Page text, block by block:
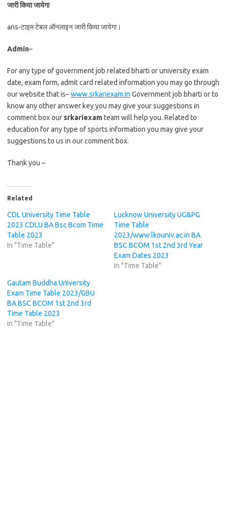
जारी किया जायेगा
ans-टाइम टेबल ऑनलाइन जारी किया जायेगा।
Admin–
For any type of government job related bharti or university exam
date, exam form, admit card related information you may go through
our website that is–www.srkariexam.in Government job bharti or to
know any other answer key you may give your suggestions in
comment box our srkariexamteam will help you. Related to
education for any type of sports information you may give your
suggestions to us in our comment box.
Thank you –
Related
CDL University Time Table
2023 CDLU BA Bsc Bcom Time
Table 2023
In "Time Table"
Lucknow University UG&PG
Time Table
2023/www.lkouniv.ac.in BA
BSC BCOM 1st 2nd 3rd Year
Exam Dates 2023
In "Time Table"
Gautam Buddha University
Exam Time Table 2023/GBU
BA BSC BCOM 1st 2nd 3rd
Time Table 2023
In "Time Table"